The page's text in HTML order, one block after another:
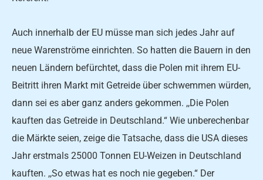
Auch innerhalb der EU müs­se man sich jedes Jahr auf
neue Warenströme einrichten. So hatten die Bauern in den
neu­en Ländern befürchtet, dass die Polen mit ihrem EU-
Beitritt ihren Markt mit Getreide über­ schwemmen würden,
dann sei es aber ganz anders gekommen. ,,Die Polen
kauften das Getrei­de in Deutschland.“ Wie unberechenbar
die Märkte seien, zei­ge die Tatsache, dass die USA dieses
Jahr erstmals 25000 Tonnen EU-Weizen in Deutschland
kauften. ,,So etwas hat es noch nie gegeben.“ Der